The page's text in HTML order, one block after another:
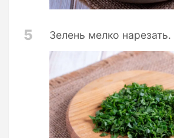
5 Зелень мелко нарезать.